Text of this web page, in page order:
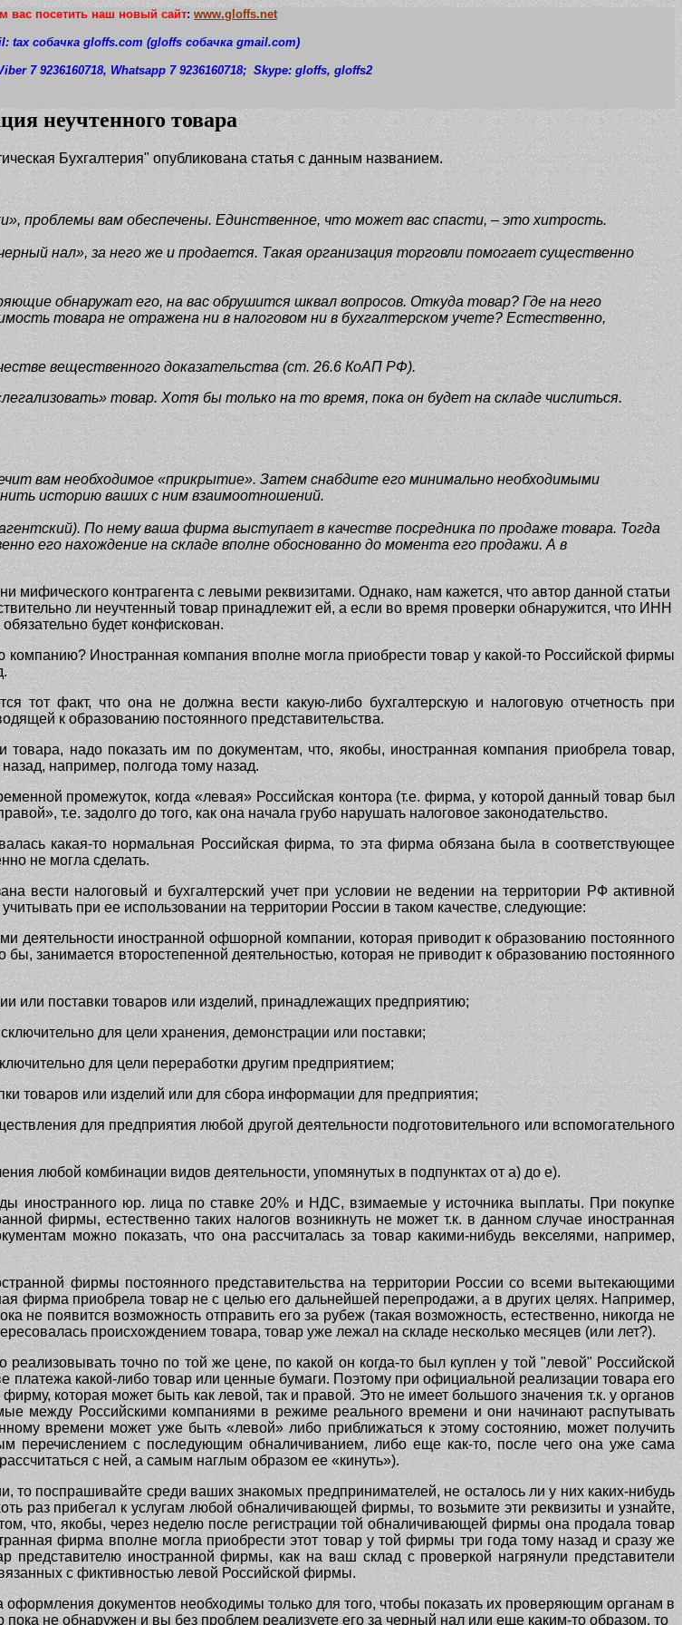
вас посетить наш новый сайт: www.gloffs.net
tax собачка gloffs.com (gloffs собачка gmail.com)
7 9236160718, Whatsapp 7 9236160718; Skype: gloffs, gloffs2
неучтенного товара
Бухгалтерия" опубликована статья с данным названием.
проблемы вам обеспечены. Единственное, что может вас спасти, – это хитрость.
нал», за него же и продается. Такая организация торговли помогает существенно
обнаружат его, на вас обрушится шквал вопросов. Откуда товар? Где на него
товара не отражена ни в налоговом ни в бухгалтерском учете? Естественно,
вещественного доказательства (ст. 26.6 КоАП РФ).
товар. Хотя бы только на то время, пока он будет на складе числиться.
вам необходимое «прикрытие». Затем снабдите его минимально необходимыми
историю ваших с ним взаимоотношений.
По нему ваша фирма выступает в качестве посредника по продаже товара. Тогда
его нахождение на складе вполне обоснованно до момента его продажи. А в
мифического контрагента с левыми реквизитами. Однако, нам кажется, что автор данной статьи
ли неучтенный товар принадлежит ей, а если во время проверки обнаружится, что ИНН
будет конфискован.
Иностранная компания вполне могла приобрести товар у какой-то Российской фирмы
тот факт, что она не должна вести какую-либо бухгалтерскую и налоговую отчетность при
к образованию постоянного представительства.
надо показать им по документам, что, якобы, иностранная компания приобрела товар,
например, полгода тому назад.
промежуток, когда «левая» Российская контора (т.е. фирма, у которой данный товар был
т.е. задолго до того, как она начала грубо нарушать налоговое законодательство.
какая-то нормальная Российская фирма, то эта фирма обязана была в соответствующее
не могла сделать.
вести налоговый и бухгалтерский учет при условии не ведении на территории РФ активной
при ее использовании на территории России в таком качестве, следующие:
деятельности иностранной офшорной компании, которая приводит к образованию постоянного
бы, занимается второстепенной деятельностью, которая не приводит к образованию постоянного
или поставки товаров или изделий, принадлежащих предприятию;
для цели хранения, демонстрации или поставки;
для цели переработки другим предприятием;
товаров или изделий или для сбора информации для предприятия;
для предприятия любой другой деятельности подготовительного или вспомогательного
любой комбинации видов деятельности, упомянутых в подпунктах от а) до е).
иностранного юр. лица по ставке 20% и НДС, взимаемые у источника выплаты. При покупке
фирмы, естественно таких налогов возникнуть не может т.к. в данном случае иностранная
можно показать, что она рассчиталась за товар какими-нибудь векселями, например,
фирмы постоянного представительства на территории России со всеми вытекающими
фирма приобрела товар не с целью его дальнейшей перепродажи, а в других целях. Например,
не появится возможность отправить его за рубеж (такая возможность, естественно, никогда не
происхождением товара, товар уже лежал на складе несколько месяцев (или лет?).
реализовывать точно по той же цене, по какой он когда-то был куплен у той "левой" Российской
платежа какой-либо товар или ценные бумаги. Поэтому при официальной реализации товара его
которая может быть как левой, так и правой. Это не имеет большого значения т.к. у органов
между Российскими компаниями в режиме реального времени и они начинают распутывать
времени может уже быть «левой» либо приближаться к этому состоянию, может получить
перечислением с последующим обналичиванием, либо еще как-то, после чего она уже сама
с ней, а самым наглым образом ее «кинуть»).
то поспрашивайте среди ваших знакомых предпринимателей, не осталось ли у них каких-нибудь
раз прибегал к услугам любой обналичивающей фирмы, то возьмите эти реквизиты и узнайте,
что, якобы, через неделю после регистрации той обналичивающей фирмы она продала товар
фирма вполне могла приобрести этот товар у той фирмы три года тому назад и сразу же
представителю иностранной фирмы, как на ваш склад с проверкой нагрянули представители
с фиктивностью левой Российской фирмы.
документов необходимы только для того, чтобы показать их проверяющим органам в
не обнаружен и вы без проблем реализуете его за черный нал или еще каким-то образом, то